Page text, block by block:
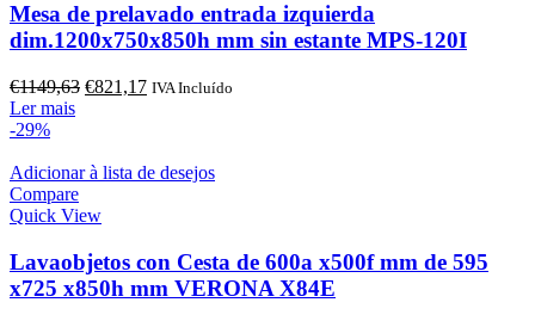
Mesa de prelavado entrada izquierda
dim.1200x750x850h mm sin estante MPS-120I
€1149,63 O
€1149,63.
€821,17O
€821,17.
IVA Incluído
Ler mais
-29%
Adicionar à lista de desejos
Compare
Quick View
Lavaobjetos con Cesta de 600a x500f mm de 595
x725 x850h mm VERONA X84E